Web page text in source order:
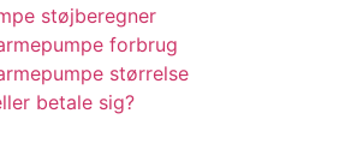
støjberegner
forbrug
størrelse
betale sig?